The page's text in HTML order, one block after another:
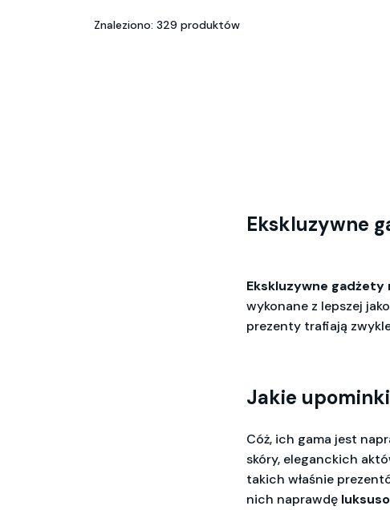
Znaleziono: 329 produktów
Ekskluzywne
Ekskluzywne gadżety
wykonane z lepszej
prezenty trafiają
Jakie
Cóż, ich gama jest
skóry, eleganckich
takich właśnie
nich naprawdę